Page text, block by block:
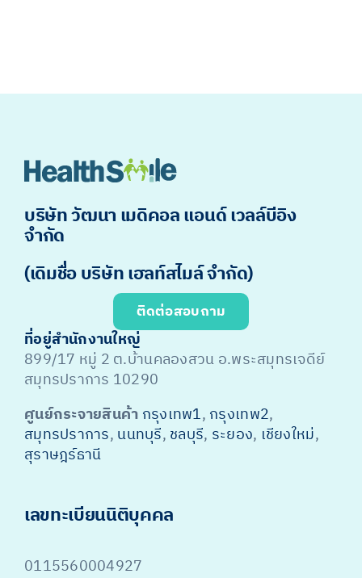
บริษัท วัฒนา เมดิคอล แอนด์ เวลล์บีอิง
จำกัด
(เดิมชื่อ บริษัท เฮลท์สไมล์ จำกัด)
ติดต่อสอบถาม
ที่อยู่สำนักงานใหญ่
899/17 หมู่ 2 ต.บ้านคลองสวน อ.พระสมุทรเจดีย์
สมุทรปราการ 10290
ศูนย์กระจายสินค้า กรุงเทพ1, กรุงเทพ2,
สมุทรปราการ, นนทบุรี, ชลบุรี, ระยอง, เชียงใหม่,
สุราษฎร์ธานี
เลขทะเบียนนิติบุคคล
0115560004927